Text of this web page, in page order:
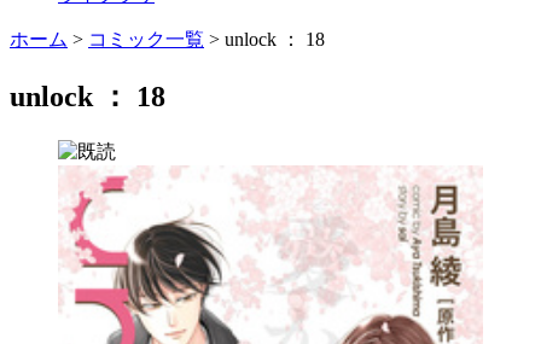
ホーム > コミック一覧 > unlock ： 18
unlock ： 18